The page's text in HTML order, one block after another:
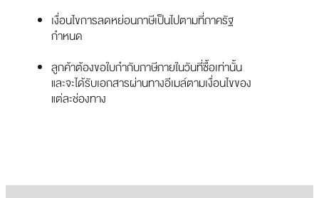
เงื่อนไขการลดหย่อนภาษีเป็นไปตามที่ภาครัฐ
กำหนด
ลูกค้าต้องขอใบกำกับภาษีภายในวันที่ซื้อเท่านั้น
และจะได้รับเอกสารผ่านทางอีเมล์ตามเงื่อนไขของ
แต่ละช่องทาง